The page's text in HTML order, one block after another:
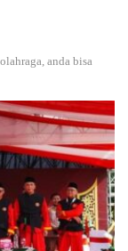
anda bisa